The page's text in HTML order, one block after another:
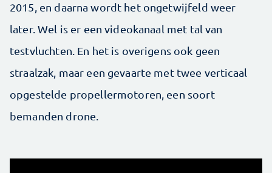
2015, en daarna wordt het ongetwijfeld weer
later. Wel is er een videokanaal met tal van
testvluchten. En het is overigens ook geen
straalzak, maar een gevaarte met twee verticaal
opgestelde propellermotoren, een soort
bemanden drone.